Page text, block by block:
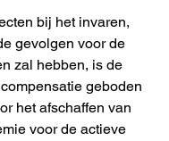
bij het invaren,
gevolgen voor de
zal hebben, is de
geboden
het afschaffen van
voor de actieve